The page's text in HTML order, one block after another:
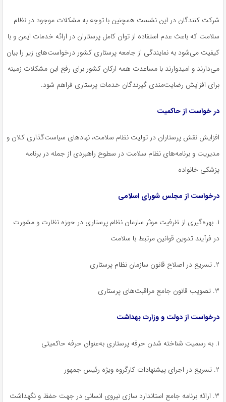
شرکت کنندگان در این نشست همچنین با توجه به مشکلات موجود در نظام
سلامت که باعث عدم استفاده از توان کامل پرستاران در ارائه خدمات ایمن و با
کیفیت می‌شود به نمایندگی از جامعه پرستاری کشور درخواست‌های زیر را بیان
می‌دارند و امیدوارند با مساعدت همه ارکان کشور برای رفع این مشکلات زمینه
برای افزایش رضایت‌مندی گیرندگان خدمات پرستاری فراهم شود.
در خواست از حاکمیت
افزایش نقش پرستاران در تولیت نظام سلامت، نهادهای سیاست‌گذاری کلان و
مدیریت و برنامه‌های نظام سلامت در سطوح راهبردی از جمله در برنامه
پزشکی خانواده
درخواست از مجلس شورای اسلامی
۱. بهره‌گیری از ظرفیت موثر سازمان نظام پرستاری در حوزه نظارت و مشورت
در فرآیند تدوین قوانین مرتبط با سلامت
۲. تسریع در اصلاح قانون سازمان نظام پرستاری
۳. تصویب قانون جامع مراقبت‌های پرستاری
درخواست از دولت و وزارت بهداشت
۱. به‌ رسمیت شناخته شدن حرفه پرستاری به‌عنوان حرفه حاکمیتی
۲. تسریع در اجرای پیشنهادات کارگروه ویژه رئیس جمهور
۳. ارائه برنامه جامع استاندارد سازی نیروی انسانی در جهت حفظ و نگهداشت